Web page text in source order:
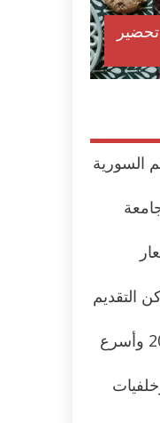
السورية
وأماكن التقديم
موعد ظهور نتيجة الثانوية العامة 2023 وأسرع
وخلفيات